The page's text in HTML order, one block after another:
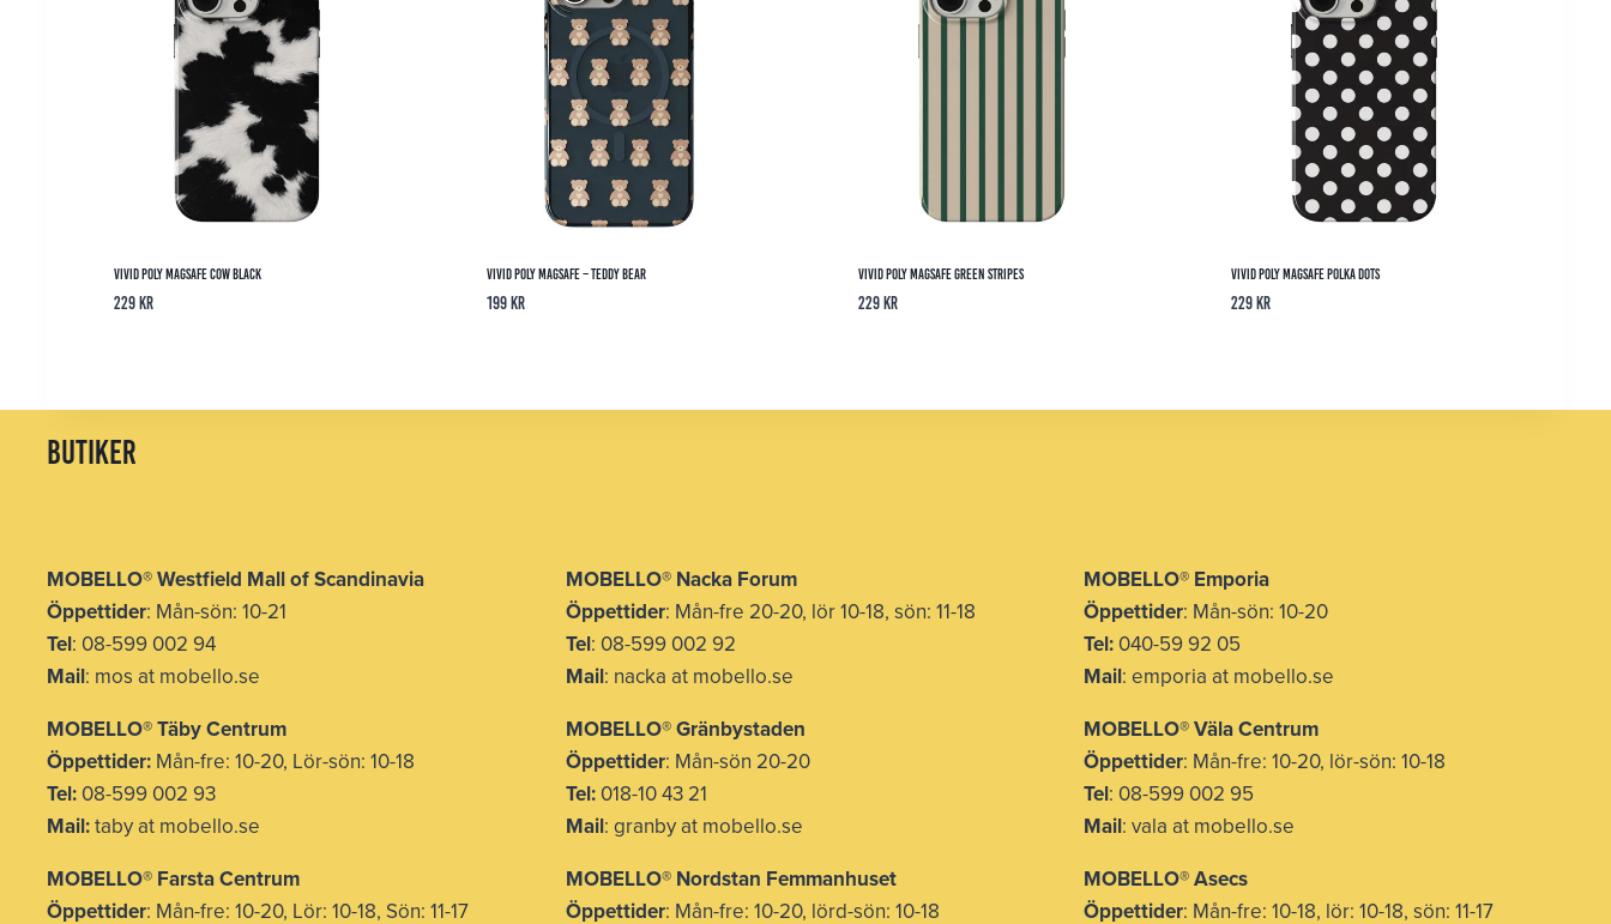
Vivid Poly Magsafe Cow Black
229 kr
Vivid Poly MagSafe – Teddy Bear
199 kr
Vivid Poly Magsafe Green Stripes
229 kr
Vivid Poly Magsafe Polka Dots
229 kr
butiker
MOBELLO®Westfield Mall of Scandinavia
Öppettider: Mån-sön: 10-21
Tel: 08-599 002 94
Mail: mos at mobello.se
MOBELLO®Täby Centrum
Öppettider:Mån-fre: 10-20, Lör-sön: 10-18
Tel:08-599 002 93
Mail:taby at mobello.se
MOBELLO® Farsta Centrum
Öppettider: Mån-fre: 10-20, Lör: 10-18, Sön: 11-17
MOBELLO® Nacka Forum
Öppettider: Mån-fre 20-20, lör 10-18, sön: 11-18
Tel: 08-599 002 92
Mail: nacka at mobello.se
MOBELLO®Gränbystaden
Öppettider: Mån-sön 20-20
Tel: 018-10 43 21
Mail: granby at mobello.se
MOBELLO® Nordstan Femmanhuset
Öppettider: Mån-fre: 10-20, lörd-sön: 10-18
MOBELLO® Emporia
Öppettider: Mån-sön: 10-20
Tel: 040-59 92 05
Mail: emporia at mobello.se
MOBELLO® Väla Centrum
Öppettider: Mån-fre: 10-20, lör-sön: 10-18
Tel: 08-599 002 95
Mail: vala at mobello.se
MOBELLO® Asecs
Öppettider: Mån-fre: 10-18, lör: 10-18, sön: 11-17